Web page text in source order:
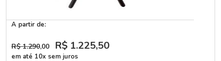
A partir de:
R$ 1.290,00 R$ 1.225,50
em até 10x sem juros